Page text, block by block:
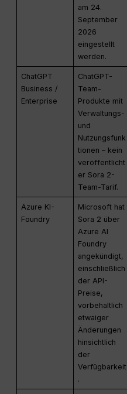
am 24.
September
2026
eingestellt
werden.
ChatGPT
Business /
Enterprise
ChatGPT-
Team-
Produkte mit
Verwaltungs-
und
Nutzungsfunk
tionen – kein
veröffentlicht
er Sora 2-
Team-Tarif.
Azure KI-
Foundry
Microsoft hat
Sora 2 über
Azure AI
Foundry
angekündigt,
einschließlich
der API-
Preise,
vorbehaltlich
etwaiger
Änderungen
hinsichtlich
der
Verfügbarkeit
.